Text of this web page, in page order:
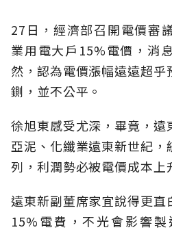
27日，經濟部召開電價審
業用電大戶15%電價，消
然，認為電價漲幅遠遠超
鍘，並不公平。
徐旭東感受尤深，畢竟，遠
亞泥、化纖業遠東新世紀，
列，利潤勢必被電價成本上
遠東新副董席家宜說得更直
15%電費，不光會影響